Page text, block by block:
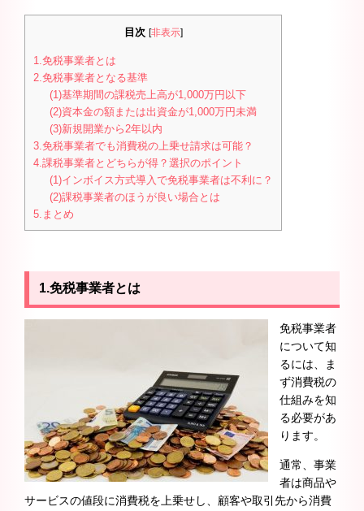
目次 [非表示]
1.免税事業者とは
2.免税事業者となる基準
(1)基準期間の課税売上高が1,000万円以下
(2)資本金の額または出資金が1,000万円未満
(3)新規開業から2年以内
3.免税事業者でも消費税の上乗せ請求は可能？
4.課税事業者とどちらが得？選択のポイント
(1)インボイス方式導入で免税事業者は不利に？
(2)課税事業者のほうが良い場合とは
5.まとめ
1.免税事業者とは
免税事業者
について知
るには、ま
ず消費税の
仕組みを知
る必要があ
ります。
通常、事業
者は商品や
サービスの値段に消費税を上乗せし、顧客や取引先から消費